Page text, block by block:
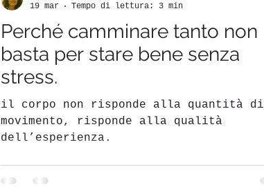
Perché camminare tanto non
basta per stare bene senza
stress.
il corpo non risponde alla quantità di
movimento, risponde alla qualità
dell’esperienza.
19 mar
Tempo di lettura: 3 min